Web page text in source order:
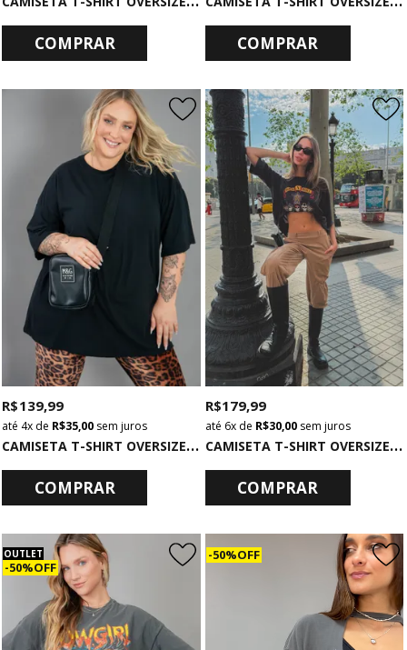
COMPRAR COMPRAR
C
AMISETA T-SHIRT OVERSIZED PRETA BÁSICA
R$ 139,99
4x de R$ 35,00 sem juros
COMPRAR
C
AMISETA T-SHIRT OVERSIZED CINZA ROCK N GUNS
R$ 179,99
6xde R$ 30,00sem juros
COMPRAR
OUTLET
50% OFF
50% OFF